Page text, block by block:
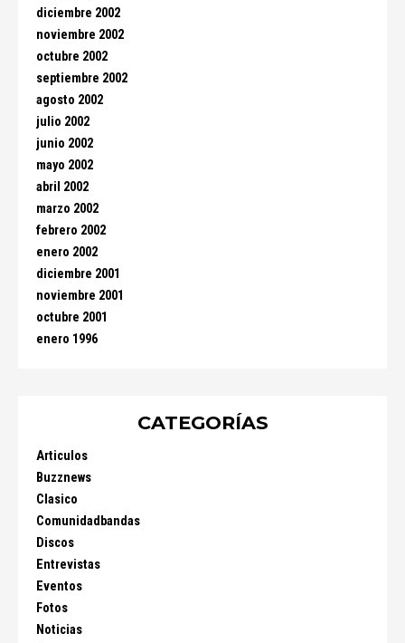
diciembre 2002
noviembre 2002
octubre 2002
septiembre 2002
agosto 2002
julio 2002
junio 2002
mayo 2002
abril 2002
marzo 2002
febrero 2002
enero 2002
diciembre 2001
noviembre 2001
octubre 2001
enero 1996
CATEGORÍAS
Articulos
Buzznews
Clasico
Comunidadbandas
Discos
Entrevistas
Eventos
Fotos
Noticias